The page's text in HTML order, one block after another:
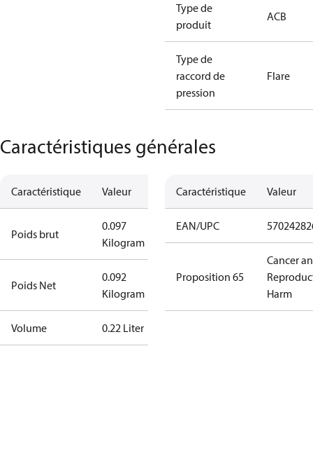
Type de
produit
ACB
Type de
raccord de
pression
Flare
Caractéristiques générales
Caractéristique Valeur
Poids brut
0.097
Kilogram
Poids Net
0.092
Kilogram
Volume 0.22 Liter
Caractéristique Valeur
EAN/UPC
Proposition 65
Cancer
Harm